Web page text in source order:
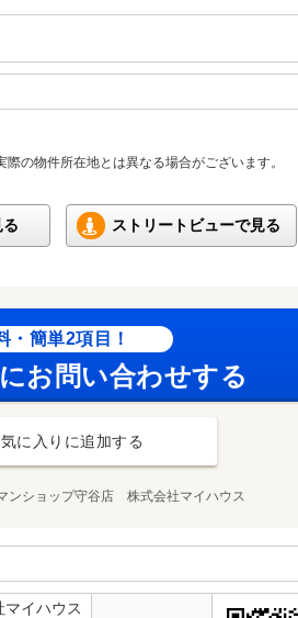
の物件所在地とは異なる場合がございます。
ストリートビューで見る
・簡単2項目！
お問い合わせする
に入りに追加する
ンショップ守谷店 株式会社マイハウス
イハウス